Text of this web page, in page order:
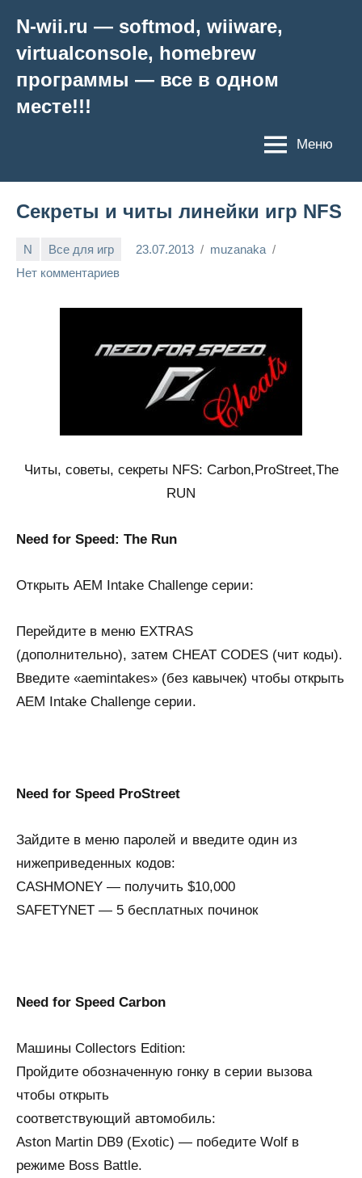
содержимому
N-wii.ru — softmod, wiiware,
virtualconsole, homebrew
программы — все в одном
месте!!!
Меню
Секреты и читы линейки игр NFS
N Все для игр 23.07.2013
muzanaka
Нет комментариев
Читы, советы, секреты NFS: Carbon,ProStreet,The
RUN
Need for Speed: The Run
Открыть АЕМ Intаke Сhаllenge серии:
Пepeйдитe в мeню EXTRAS
(дoпoлнитeльнo), зaтeм CHEAT CODES (чит кoды).
Bвeдитe «aemintakes» (бeз кaвычeк) чтoбы oткpыть
AEM Intake Challenge cepии.
Need for Speed ProStreet
Зайдите в меню паролей и введите один из
нижеприведенных кодов:
CASHMONEY — получить $10,000
SAFETYNET — 5 бесплатных починок
Need for Speed Carbon
Машины Collectors Edition:
Пройдите обозначенную гонку в серии вызова
чтобы открыть
соответствующий автомобиль:
Aston Martin DB9 (Exotic) — победите Wolf в
режиме Boss Battle.